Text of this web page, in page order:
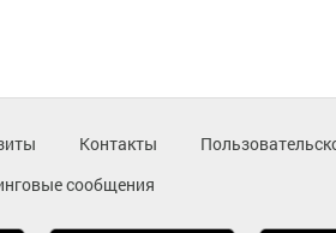
Контакты
сообщения